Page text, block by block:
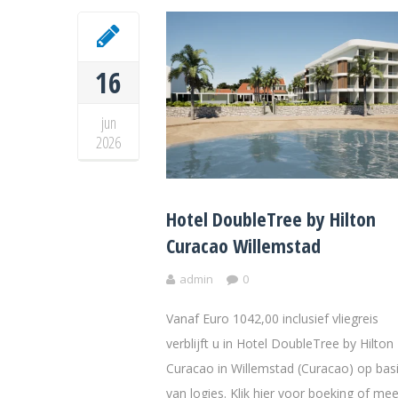
16
jun
2026
Hotel DoubleTree by Hilton
Curacao Willemstad
admin 0
Vanaf Euro 1042,00 inclusief vliegreis
verblijft u in Hotel DoubleTree by Hilton
Curacao in Willemstad (Curacao) op
van logies. Klik hier voor boeking of